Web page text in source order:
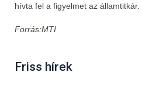
hívta fel a figyelmet az államtitkár.
Forrás:MTI
Friss hírek